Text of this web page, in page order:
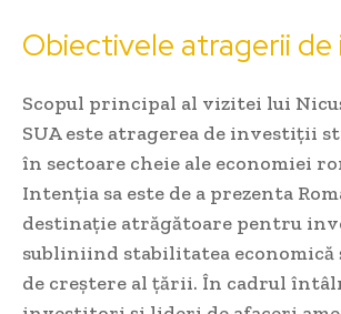
Obiectivele atragerii de
Scopul principal al vizitei lui
SUA este atragerea de investiții
în sectoare cheie ale economiei
Intenția sa este de a prezenta
destinație atrăgătoare pentru
subliniind stabilitatea
de creștere al țării. În cadrul